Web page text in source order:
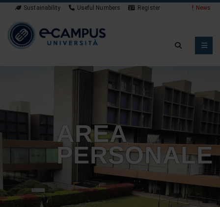
Sustainability Useful Numbers Register News
AREA
PERSONALE